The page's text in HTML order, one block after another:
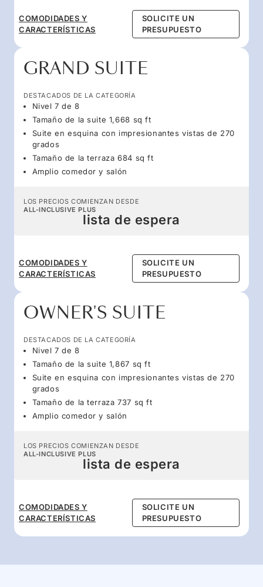
COMODIDADES Y
CARACTERÍSTICAS
SOLICITE UN
PRESUPUESTO
GRAND SUITE
DESTACADOS DE LA CATEGORÍA
Nivel 7 de 8
Tamaño de la suite 1,668 sq ft
Suite en esquina con impresionantes vistas de 270
grados
Tamaño de la terraza 684 sq ft
Amplio comedor y salón
LOS PRECIOS COMIENZAN DESDE
ALL-INCLUSIVE PLUS
lista de espera
COMODIDADES Y
CARACTERÍSTICAS
SOLICITE UN
PRESUPUESTO
OWNER'S SUITE
DESTACADOS DE LA CATEGORÍA
Nivel 7 de 8
Tamaño de la suite 1,867 sq ft
Suite en esquina con impresionantes vistas de 270
grados
Tamaño de la terraza 737 sq ft
Amplio comedor y salón
LOS PRECIOS COMIENZAN DESDE
ALL-INCLUSIVE PLUS
lista de espera
COMODIDADES Y
CARACTERÍSTICAS
SOLICITE UN
PRESUPUESTO